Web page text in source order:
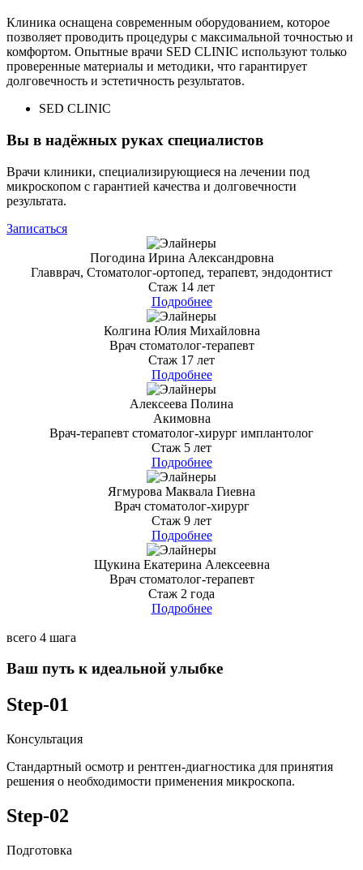
Клиника оснащена современным оборудованием, которое
позволяет проводить процедуры с максимальной точностью и
комфортом. Опытные врачи SED CLINIC используют только
проверенные материалы и методики, что гарантирует
долговечность и эстетичность результатов.
SED CLINIC
Вы в надёжных руках специалистов
Врачи клиники, специализирующиеся на лечении под
микроскопом с гарантией качества и долговечности
результата.
Записаться
Погодина Ирина Александровна
Главврач, Стоматолог-ортопед, терапевт, эндодонтист
Стаж 14 лет
Подробнее
Колгина Юлия Михайловна
Врач стоматолог-терапевт
Стаж 17 лет
Подробнее
Алексеева Полина
Акимовна
Врач-терапевт стоматолог-хирург имплантолог
Стаж 5 лет
Подробнее
Ягмурова Маквала Гиевна
Врач стоматолог-хирург
Стаж 9 лет
Подробнее
Щукина Екатерина Алексеевна
Врач стоматолог-терапевт
Стаж 2 года
Подробнее
всего 4 шага
Ваш путь к идеальной улыбке
Step-01
Консультация
Стандартный осмотр и рентген-диагностика для принятия
решения о необходимости применения микроскопа.
Step-02
Подготовка